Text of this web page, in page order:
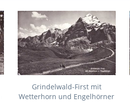
Grindelwald-First mit
Wetterhorn und Engelhörner